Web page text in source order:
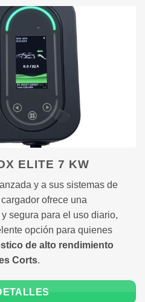
ELITE 7 KW
y a sus sistemas de
ofrece una
segura para el uso diario,
opción para quienes
de alto rendimiento
Corts.